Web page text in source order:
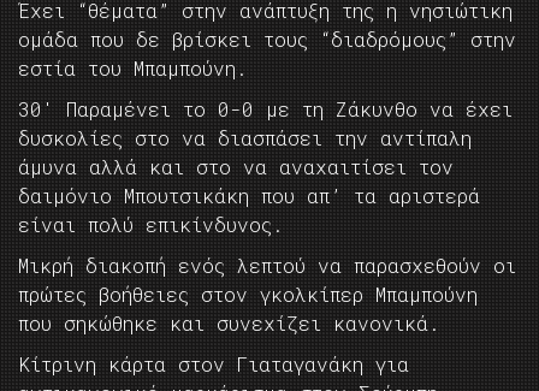
Έχει “θέματα” στην ανάπτυξη της η νησιώτικη
ομάδα που δε βρίσκει τους “διαδρόμους” στην
εστία του Μπαμπούνη.
30′ Παραμένει το 0-0 με τη Ζάκυνθο να έχει
δυσκολίες στο να διασπάσει την αντίπαλη
άμυνα αλλά και στο να αναχαιτίσει τον
δαιμόνιο Μπουτσικάκη που απ’ τα αριστερά
είναι πολύ επικίνδυνος.
Μικρή διακοπή ενός λεπτού να παρασχεθούν οι
πρώτες βοήθειες στον γκολκίπερ Μπαμπούνη
που σηκώθηκε και συνεχίζει κανονικά.
Κίτρινη κάρτα στον Γιαταγανάκη για